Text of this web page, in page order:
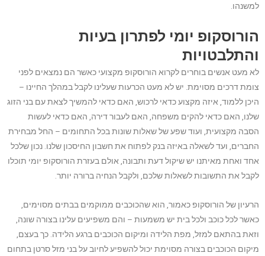
למשנהו.
הורוסקופ יומי לפתרון בעיות
והתלבטויות
לא מעט אנשים בוחרים לקרוא הורוסקופ מקצועי כאשר הם נמצאים לפני
צומת דרכים מסוימת. יש לא מעט הכרעות שעלינו לקבל במהלך החיינו –
היכן ללמוד, איזה מקצוע כדאי לרכוש, האם כדאי להמשיך לצאת עם בני הזוג
שלנו, האם כדאי להקים משפחה, האם לעבור דירה, האם כדאי לעשות
הסבה מקצועית, ועוד שפע של שאלות שונות בכל התחומים – החל מבחירת
החברים, ועד לשאלה באיזה בנק לפתוח את חשבון החיסכון שלנו. נכון שלכל
אחד ואחת מאיתנו יש שיקול דעת ותבונה, אולם בעזרת הורוסקופ יומי תוכלו
לקבל את התשובות לשאלות שלכם, ולקבל הנחיה ברורה יותר.
הרעיון של הורוסקופ כאמור, הוא שהכוכבים ממוקמים בבתים מסוימים,
כאשר לכל כוכב ולכל בית יש משמעות – והם משפיעים עלינו בצורה שונה,
וזאת בהתאם למזל, מפת הלידה ומיקום הכוכבים ברגע הלידה. כך בעצם,
מיקום הכוכבים בצורה מסוימת יכול להשפיע לחיוב על בני מזל סרטן בתחום